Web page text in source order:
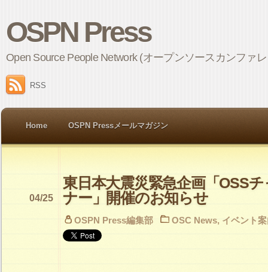
OSPN Press
Open Source People Network (オープンソースカンファ
RSS
Home OSPN Pressメールマガジン
東日本大震災緊急企画「OSS
ナー」開催のお知らせ
04/25
OSPN Press編集部 OSC News, イベント